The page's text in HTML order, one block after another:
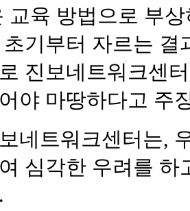
교육 방법으로 부
기부터 자르는 결
진보네트워크센
야 마땅하다고 주
네트워크센터는,
심각한 우려를 하